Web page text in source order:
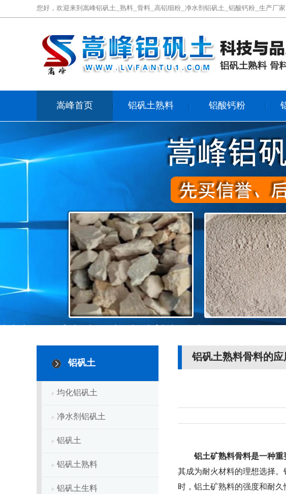
您好，欢迎来到嵩峰铝矾土_熟料_骨料_高铝细粉_净水剂铝矾土_铝酸钙粉_生产厂家
嵩峰首页 铝矾土熟料 铝酸钙粉
铝矾土
均化铝矾土
净水剂铝矾土
铝矾土
铝矾土熟料
铝矾土生料
铝矾土熟料骨料的
铝土矿熟料骨料是一种重
其成为耐火材料的理想选择
时，铝土矿熟料的强度和耐